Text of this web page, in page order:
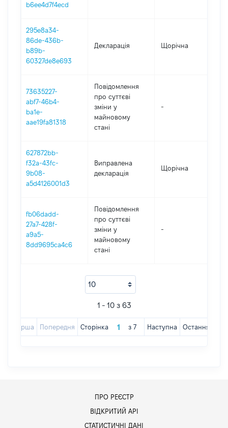
b6ee4d7f4ecd
295e8a34-
86de-436b-
b89b-
60327de8e693
Декларація Щорічна
73635227-
abf7-46b4-
ba1e-
aae19fa81318
Повідомлення
про суттєві
зміни y
майновому
стані
-
627872bb-
f32a-43fc-
9b08-
a5d4126001d3
Виправлена
декларація
Щорічна
fb06dadd-
27a7-428f-
a9a5-
8dd9695ca4c6
Повідомлення
про суттєві
зміни y
майновому
стані
-
1 - 10 з 63
Перша Попередня Сторінка з 7 Наступна Остання
ПРО РЕЄСТР
ВІДКРИТИЙ АРІ
СТАТИСТИЧНІ ДАНІ